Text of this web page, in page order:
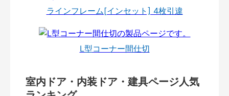
ラインフレーム[インセット] 4枚引違
L型コーナー間仕切
室内ドア・内装ドア・建具ページ人気